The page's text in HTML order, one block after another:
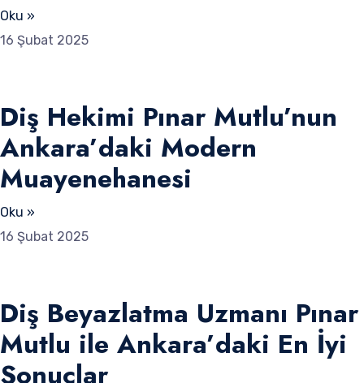
Oku »
16 Şubat 2025
Diş Hekimi Pınar Mutlu’nun
Ankara’daki Modern
Muayenehanesi
Oku »
16 Şubat 2025
Diş Beyazlatma Uzmanı Pınar
Mutlu ile Ankara’daki En İyi
Sonuçlar